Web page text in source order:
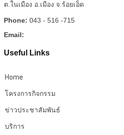
ต.ในเมือง อ.เมือง จ.ร้อยเอ็ด
Phone: 043 - 516 -715
Email:
Useful Links
Home
โครงการกิจกรรม
ข่าวประชาสัมพันธ์
บริการ